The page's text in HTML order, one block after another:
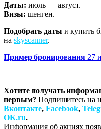
Даты: июль — август.
Визы: шенген.
Подобрать даты и купить
на skyscanner.
Пример бронирования 27
Хотите получать
первым? Подпишитесь на
Вконтакте, Facebook,
OK.ru.
Информация об акциях